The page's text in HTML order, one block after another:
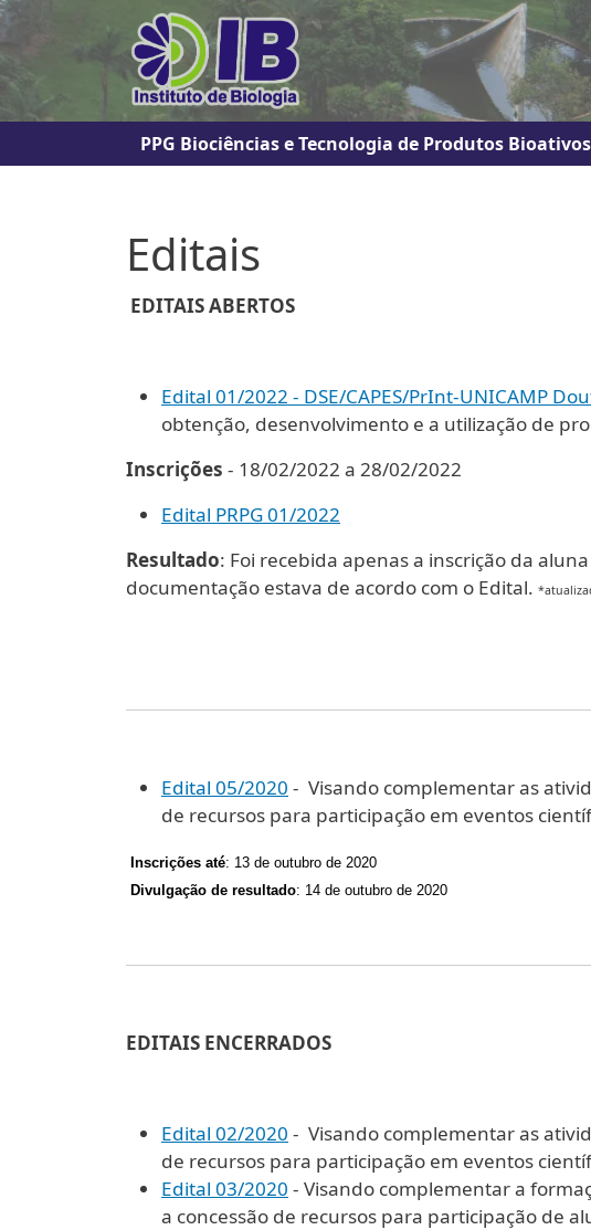
Pular para o conteúdo principal
Navegação principal
PPG Biociências e Tecnologia de Produtos Bioativos
Editais
EDITAIS ABERTOS
Edital 01/2022 - DSE/CAPES/PrInt-UNICAMP
obtenção, desenvolvimento e a utilização de
Inscrições - 18/02/2022 a 28/02/2022
Edital PRPG 01/2022
Resultado: Foi recebida apenas a inscrição da
documentação estava de acordo com o Edital.
Edital 05/2020 - Visando complementar as
de recursos para participação em eventos
Inscrições até: 13 de outubro de 2020
Divulgação de resultado: 14 de outubro de 2020
EDITAIS ENCERRADOS
Edital 02/2020 - Visando complementar as
de recursos para participação em eventos
Edital 03/2020 - Visando complementar a
a concessão de recursos para participação de